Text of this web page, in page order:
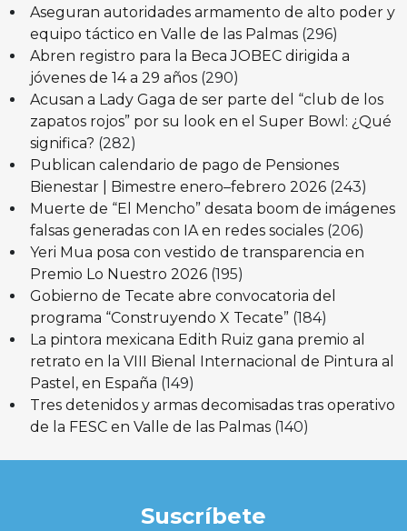
Aseguran autoridades armamento de alto poder y
equipo táctico en Valle de las Palmas (296)
Abren registro para la Beca JOBEC dirigida a
jóvenes de 14 a 29 años (290)
Acusan a Lady Gaga de ser parte del “club de los
zapatos rojos” por su look en el Super Bowl: ¿Qué
significa? (282)
Publican calendario de pago de Pensiones
Bienestar | Bimestre enero–febrero 2026 (243)
Muerte de “El Mencho” desata boom de imágenes
falsas generadas con IA en redes sociales (206)
Yeri Mua posa con vestido de transparencia en
Premio Lo Nuestro 2026 (195)
Gobierno de Tecate abre convocatoria del
programa “Construyendo X Tecate” (184)
La pintora mexicana Edith Ruiz gana premio al
retrato en la VIII Bienal Internacional de Pintura al
Pastel, en España (149)
Tres detenidos y armas decomisadas tras operativo
de la FESC en Valle de las Palmas (140)
Suscríbete